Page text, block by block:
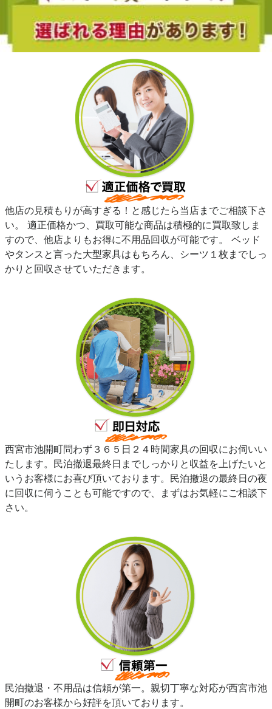
他店の見積もりが高すぎる！と感じたら当店までご相談下さ
い。 適正価格かつ、買取可能な商品は積極的に買取致しま
すので、他店よりもお得に不用品回収が可能です。 ベッド
やタンスと言った大型家具はもちろん、シーツ１枚までしっ
かりと回収させていただきます。
西宮市池開町問わず３６５日２４時間家具の回収にお伺いい
たします。民泊撤退最終日までしっかりと収益を上げたいと
いうお客様にお喜び頂いております。民泊撤退の最終日の夜
に回収に伺うことも可能ですので、まずはお気軽にご相談下
さい。
民泊撤退・不用品は信頼が第一。親切丁寧な対応が西宮市池
開町のお客様から好評を頂いております。